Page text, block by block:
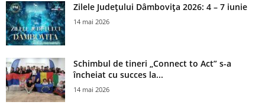
Zilele Județului Dâmbovița 2026: 4 – 7 iunie
14 mai 2026
Schimbul de tineri „Connect to Act” s-a
încheiat cu succes la...
14 mai 2026